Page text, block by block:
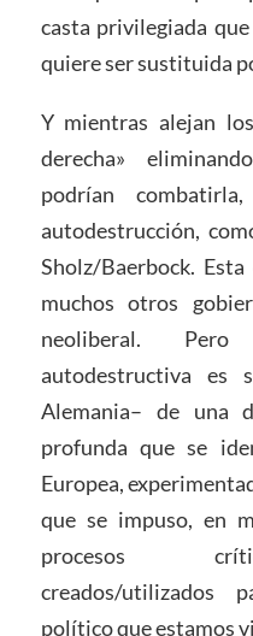
casta privilegiada
quiere ser sustituida
Y mientras alejan
derecha»
podrían
autodestrucción,
Sholz/Baerbock.
muchos otros
neoliberal. Pero
autodestructiva es
Alemania– de una
profunda que se
Europea,
que se impuso, en
procesos
creados/utilizados
político que estamos